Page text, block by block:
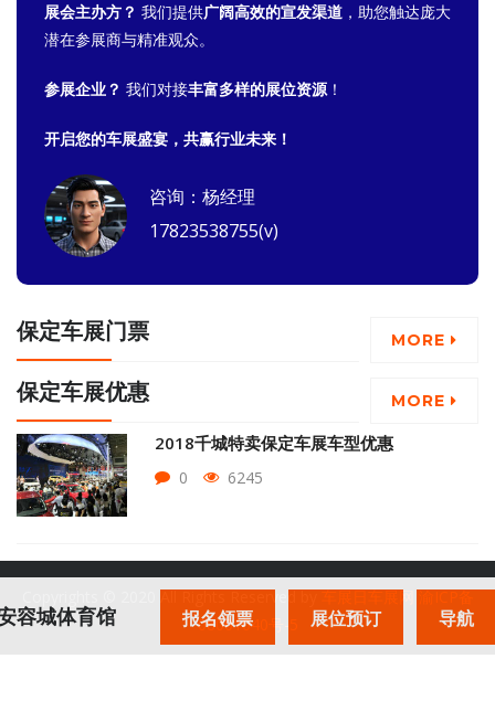
展会主办方？ 我们提供广阔高效的宣发渠道 ，助您触达庞大
潜在参展商与精准观众。
参展企业？ 我们对接丰富多样的展位资源！
开启您的车展盛宴，共赢行业未来！
咨询：杨经理
17823538755(v)
保定车展门票 MORE
保定车展优惠 MORE
2018千城特卖保定车展车型优惠
0 6245
容城体育馆 报名领票 展位预订 导航
08001040号-5